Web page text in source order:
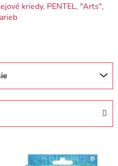
kriedy, PENTEL, "Arts",